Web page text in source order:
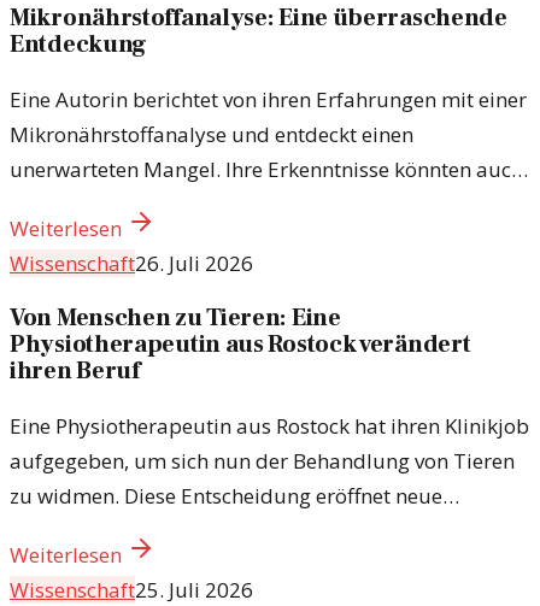
Mikronährstoffanalyse: Eine überraschende
Entdeckung
Eine Autorin berichtet von ihren Erfahrungen mit einer
Mikronährstoffanalyse und entdeckt einen
unerwarteten Mangel. Ihre Erkenntnisse könnten auch
Weiterlesen
Wissenschaft26. Juli 2026
Von Menschen zu Tieren: Eine
Physiotherapeutin aus Rostock verändert
ihren Beruf
Eine Physiotherapeutin aus Rostock hat ihren Klinikjob
aufgegeben, um sich nun der Behandlung von Tieren
zu widmen. Diese Entscheidung eröffnet neue
Rehabilitation.
Weiterlesen
Wissenschaft25. Juli 2026